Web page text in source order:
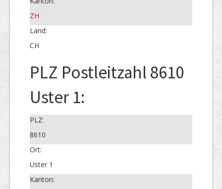
ZH
Land:
CH
PLZ Postleitzahl 8610
Uster 1:
PLZ:
8610
Ort:
Uster 1
Kanton: